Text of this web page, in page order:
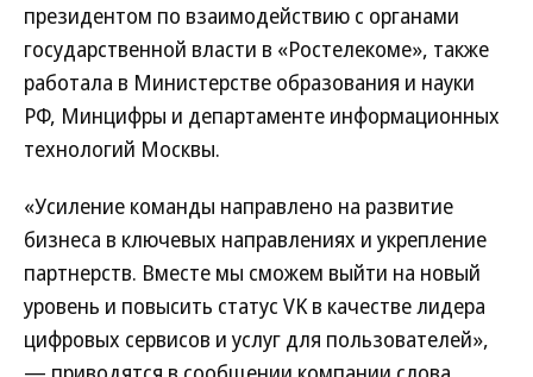
президентом по взаимодействию с органами
государственной власти в «Ростелекоме», также
работала в Министерстве образования и науки
РФ, Минцифры и департаменте информационных
технологий Москвы.
«Усиление команды направлено на развитие
бизнеса в ключевых направлениях и укрепление
партнерств. Вместе мы сможем выйти на новый
уровень и повысить статус VK в качестве лидера
цифровых сервисов и услуг для пользователей»,